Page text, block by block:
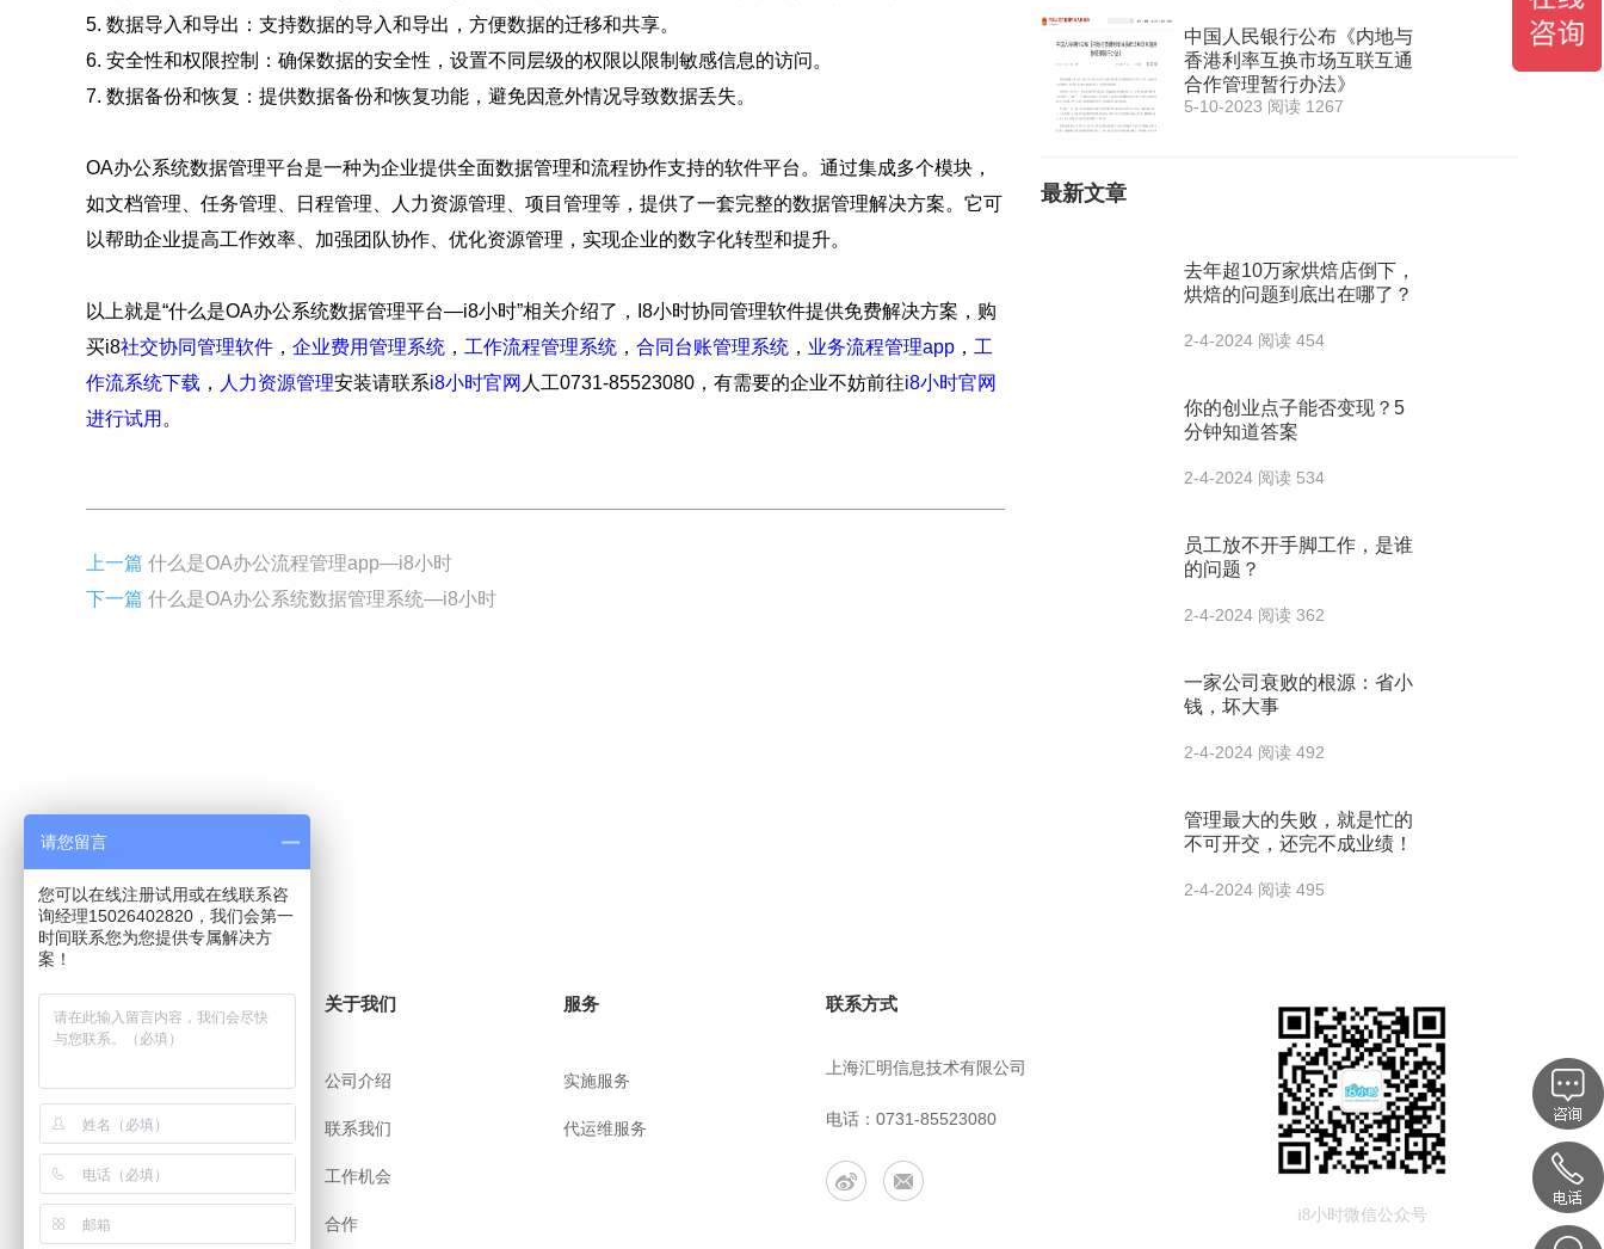
5. 数据导入和导出：支持数据的导入和导出，方便数据的迁移和共享。
6. 安全性和权限控制：确保数据的安全性，设置不同层级的权限以限制敏感信息的访问。
7. 数据备份和恢复：提供数据备份和恢复功能，避免因意外情况导致数据丢失。
OA办公系统数据管理平台是一种为企业提供全面数据管理和流程协作支持的软件平台。通过集成多个模块，
如文档管理、任务管理、日程管理、人力资源管理、项目管理等，提供了一套完整的数据管理解决方案。它可
以帮助企业提高工作效率、加强团队协作、优化资源管理，实现企业的数字化转型和提升。
以上就是“什么是OA办公系统数据管理平台—i8小时”相关介绍了，I8小时协同管理软件提供免费解决方案，购
买i8社交协同管理软件 ， 企业费用管理系统 ， 工作流程管理系统 ， 合同台账管理系统 ， 业务流程管理app ， 工
作流系统下载 ， 人力资源管理安装请联系i8小时官网 人工0731-85523080，有需要的企业不妨前往i8小时官网
进行试用 。
上一篇 什么是OA办公流程管理app—i8小时
下一篇 什么是OA办公系统数据管理系统—i8小时
中国人民银行公布《内地与
香港利率互换市场互联互通
合作管理暂行办法》
5-10-2023 阅读 1267
最新文章
去年超10万家烘焙店倒下，
烘焙的问题到底出在哪了？
2-4-2024 阅读 454
你的创业点子能否变现？5
分钟知道答案
2-4-2024 阅读 534
员工放不开手脚工作，是谁
的问题？
2-4-2024 阅读 362
一家公司衰败的根源：省小
钱，坏大事
2-4-2024 阅读 492
管理最大的失败，就是忙的
不可开交，还完不成业绩！
2-4-2024 阅读 495
用户协议
安全策略
app下载
关于我们
公司介绍
联系我们
工作机会
合作
服务
实施服务
代运维服务
联系方式
上海汇明信息技术有限公司
电话：0731-85523080
i8小时微信公众号
请您留言
您可以在线注册试用或在线联系咨
询经理15026402820，我们会第一
时间联系您为您提供专属解决方
案！